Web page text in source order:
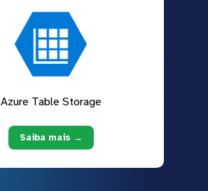
Azure Table Storage
Saiba mais →